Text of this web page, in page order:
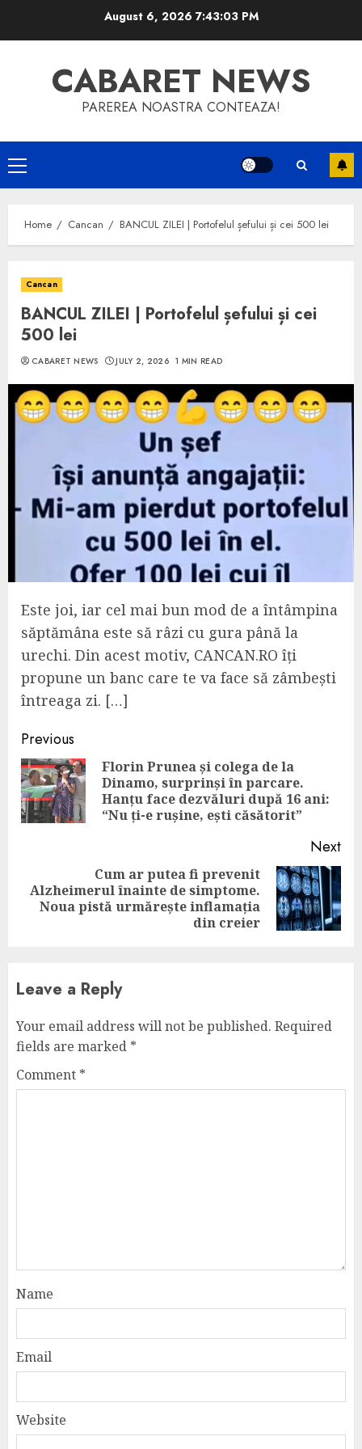
August 6, 2026 7:43:04 PM
CABARET NEWS
PAREREA NOASTRA CONTEAZA!
Primary
Menu
Home Cancan BANCUL ZILEI | Portofelul șefului și cei 500 lei
Cancan
BANCUL ZILEI | Portofelul șefului și cei
500 lei
CABARET NEWS JULY 2, 2026 1 MIN READ
Este joi, iar cel mai bun mod de a întâmpina
săptămâna este să râzi cu gura până la
urechi. Din acest motiv, CANCAN.RO îți
propune un banc care te va face să zâmbești
întreaga zi. […]
Continue
Reading
Previous
Florin Prunea și colega de la
Dinamo, surprinși în parcare.
Hanțu face dezvăluri după 16 ani:
“Nu ți-e rușine, ești căsătorit”
Next
Next
post:
Cum ar putea fi prevenit
Alzheimerul înainte de simptome.
Noua pistă urmărește inflamația
din creier
Leave a Reply
Your email address will not be published. Required
fields are marked *
Comment *
Name
Email
Website